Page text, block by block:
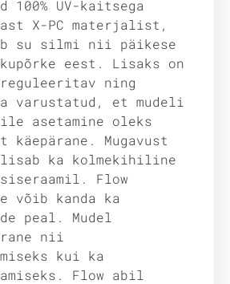
100% UV-kaitsega
X-PC materjalist,
su silmi nii päikese
eest. Lisaks on
ning
varustatud, et mudeli
asetamine oleks
Mugavust
lisab ka kolmekihiline
siseraamil. Flow
võib kanda ka
peal. Mudel
nii
kui ka
Flow abil